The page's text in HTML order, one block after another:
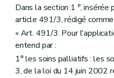
Dans la section 1 e, insérée
article 491/3, rédigé
« Art. 491/3. Pour
entend par :
1° les soins palliatifs : les
3, de la loi du 14 juin 2002